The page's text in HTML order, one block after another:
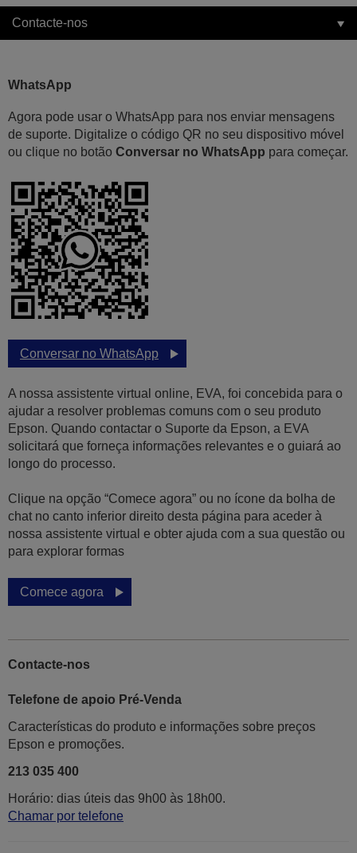
Contacte-nos
WhatsApp
Agora pode usar o WhatsApp para nos enviar mensagens
de suporte. Digitalize o código QR no seu dispositivo móvel
ou clique no botão Conversar no WhatsApp para começar.
Conversar no WhatsApp
A nossa assistente virtual online, EVA, foi concebida para o
ajudar a resolver problemas comuns com o seu produto
Epson. Quando contactar o Suporte da Epson, a EVA
solicitará que forneça informações relevantes e o guiará ao
longo do processo.
Clique na opção “Comece agora” ou no ícone da bolha de
chat no canto inferior direito desta página para aceder à
nossa assistente virtual e obter ajuda com a sua questão ou
para explorar formas
Comece agora
Contacte-nos
Telefone de apoio Pré-Venda
Características do produto e informações sobre preços
Epson e promoções.
213 035 400
Horário: dias úteis das 9h00 às 18h00.
Chamar por telefone